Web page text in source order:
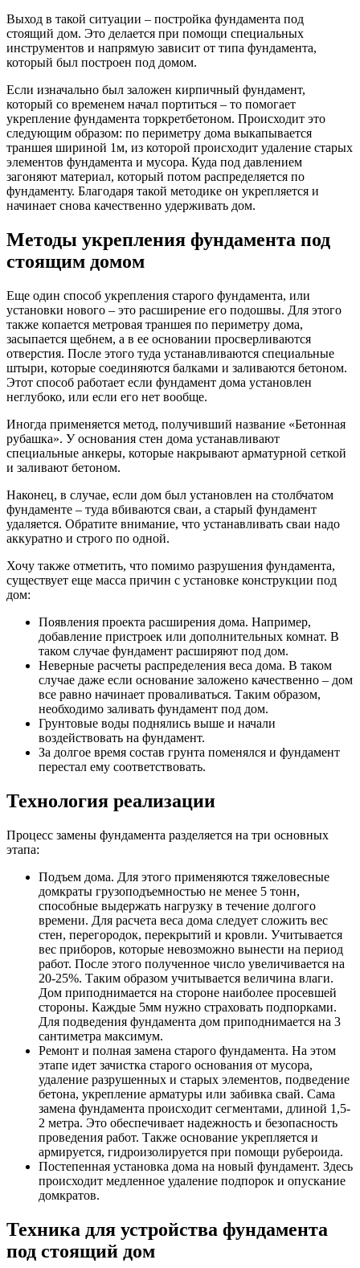
Выход в такой ситуации – постройка фундамента под
стоящий дом. Это делается при помощи специальных
инструментов и напрямую зависит от типа фундамента,
который был построен под домом.
Если изначально был заложен кирпичный фундамент,
который со временем начал портиться – то помогает
укрепление фундамента торкретбетоном. Происходит это
следующим образом: по периметру дома выкапывается
траншея шириной 1м, из которой происходит удаление старых
элементов фундамента и мусора. Куда под давлением
загоняют материал, который потом распределяется по
фундаменту. Благодаря такой методике он укрепляется и
начинает снова качественно удерживать дом.
Методы укрепления фундамента под
стоящим домом
Еще один способ укрепления старого фундамента, или
установки нового – это расширение его подошвы. Для этого
также копается метровая траншея по периметру дома,
засыпается щебнем, а в ее основании просверливаются
отверстия. После этого туда устанавливаются специальные
штыри, которые соединяются балками и заливаются бетоном.
Этот способ работает если фундамент дома установлен
неглубоко, или если его нет вообще.
Иногда применяется метод, получивший название «Бетонная
рубашка». У основания стен дома устанавливают
специальные анкеры, которые накрывают арматурной сеткой
и заливают бетоном.
Наконец, в случае, если дом был установлен на столбчатом
фундаменте – туда вбиваются сваи, а старый фундамент
удаляется. Обратите внимание, что устанавливать сваи надо
аккуратно и строго по одной.
Хочу также отметить, что помимо разрушения фундамента,
существует еще масса причин с установке конструкции под
дом:
Появления проекта расширения дома. Например,
добавление пристроек или дополнительных комнат. В
таком случае фундамент расширяют под дом.
Неверные расчеты распределения веса дома. В таком
случае даже если основание заложено качественно – дом
все равно начинает проваливаться. Таким образом,
необходимо заливать фундамент под дом.
Грунтовые воды поднялись выше и начали
воздействовать на фундамент.
За долгое время состав грунта поменялся и фундамент
перестал ему соответствовать.
Технология реализации
Процесс замены фундамента разделяется на три основных
этапа:
Подъем дома. Для этого применяются тяжеловесные
домкраты грузоподъемностью не менее 5 тонн,
способные выдержать нагрузку в течение долгого
времени. Для расчета веса дома следует сложить вес
стен, перегородок, перекрытий и кровли. Учитывается
вес приборов, которые невозможно вынести на период
работ. После этого полученное число увеличивается на
20-25%. Таким образом учитывается величина влаги.
Дом приподнимается на стороне наиболее просевшей
стороны. Каждые 5мм нужно страховать подпорками.
Для подведения фундамента дом приподнимается на 3
сантиметра максимум.
Ремонт и полная замена старого фундамента. На этом
этапе идет зачистка старого основания от мусора,
удаление разрушенных и старых элементов, подведение
бетона, укрепление арматуры или забивка свай. Сама
замена фундамента происходит сегментами, длиной 1,5-
2 метра. Это обеспечивает надежность и безопасность
проведения работ. Также основание укрепляется и
армируется, гидроизолируется при помощи рубероида.
Постепенная установка дома на новый фундамент. Здесь
происходит медленное удаление подпорок и опускание
домкратов.
Техника для устройства фундамента
под стоящий дом